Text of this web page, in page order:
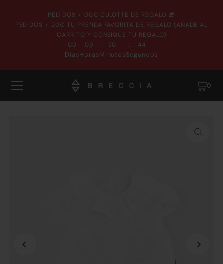
PEDIDOS +100€ CULOTTE DE REGALO 🎁
PEDIDOS +120€ TU PRENDA FAVORITA DE REGALO (AÑADE AL
CARRITO Y CONSIGUE TU REGALO)
00
Días
: 09
Horas
: 50
Minutos
: 44
Segundos
0